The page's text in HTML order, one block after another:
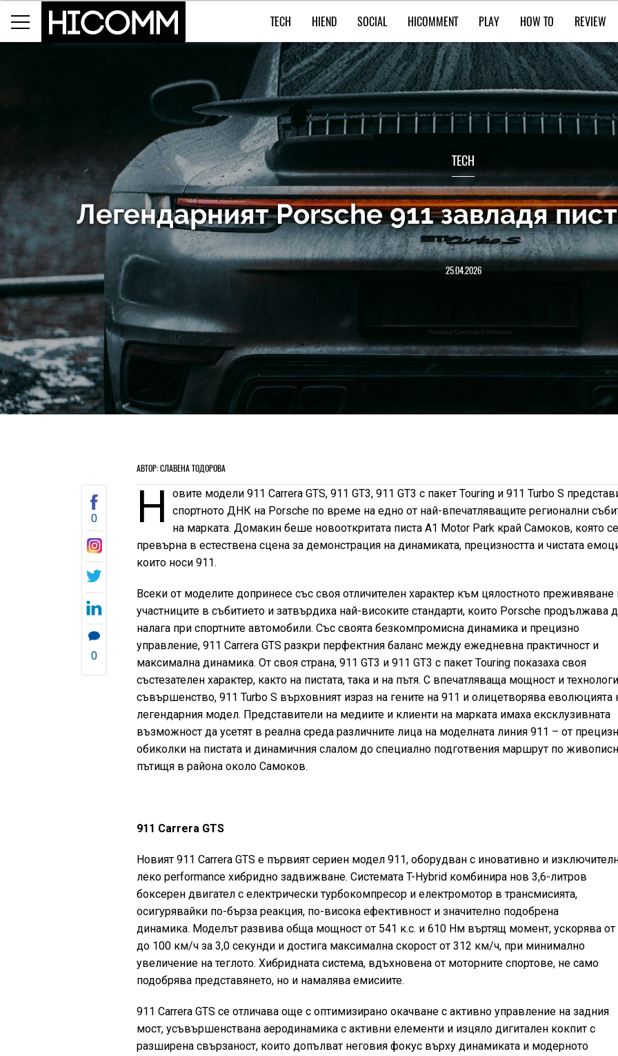
TECH HIEND SOCIAL HICOMMENT PLAY HOW TO REVIEW
TECH
Легендарният Porsche 911 завладя
25.04.2026
АВТОР: СЛАВЕНА ТОДОРОВА
0
0
Н
овите модели 911 Carrera GTS, 911 GT3, 911 GT3 с пакет Touring и 911 Turbo S
спортното ДНК на Porsche по време на едно от най-впечатляващите регионални
на марката. Домакин беше новооткритата писта A1 Motor Park край Самоков, която се
превърна в естествена сцена за демонстрация на динамиката, прецизността и чистата
които носи 911.
Всеки от моделите допринесе със своя отличителен характер към цялостното преживяване
участниците в събитието и затвърдиха най-високите стандарти, които Porsche продължава
налага при спортните автомобили. Със своята безкомпромисна динамика и прецизно
управление, 911 Carrera GTS разкри перфектния баланс между ежедневна практичност и
максимална динамика. От своя страна, 911 GT3 и 911 GT3 с пакет Touring показаха своя
състезателен характер, както на пистата, така и на пътя. С впечатляваща мощност и
съвършенство, 911 Turbo S върховният израз на гените на 911 и олицетворява еволюцията
легендарния модел. Представители на медиите и клиенти на марката имаха ексклузивната
възможност да усетят в реална среда различните лица на моделната линия 911 – от
обиколки на пистата и динамичния слалом до специално подготвения маршрут по
пътищя в района около Самоков.
911 Carrera GTS
Новият 911 Carrera GTS е първият сериен модел 911, оборудван с иновативно и
леко performance хибридно задвижване. Системата T-Hybrid комбинира нов 3,6-литров
боксерен двигател с електрически турбокомпресор и електромотор в трансмисията,
осигурявайки по-бърза реакция, по-висока ефективност и значително подобрена
динамика. Моделът развива обща мощност от 541 к.с. и 610 Нм въртящ момент, ускорява от
до 100 км/ч за 3,0 секунди и достига максимална скорост от 312 км/ч, при минимално
увеличение на теглото. Хибридната система, вдъхновена от моторните спортове, не само
подобрява представянето, но и намалява емисиите.
911 Carrera GTS се отличава още с оптимизирано окачване с активно управление на задния
мост, усъвършенствана аеродинамика с активни елементи и изцяло дигитален кокпит с
разширена свързаност, които допълват неговия фокус върху динамиката и модерното